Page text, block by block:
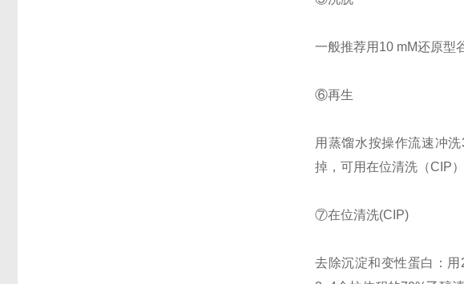
一般推荐用10 mM还原型
⑥再生
用蒸馏水按操作流速冲
掉，可用在位清洗（CIP）
⑦在位清洗(CIP)
去除沉淀和变性蛋白：